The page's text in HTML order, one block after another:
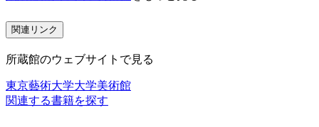
関連リンク
所蔵館のウェブサイトで見る
東京藝術大学大学美術館
関連する書籍を探す